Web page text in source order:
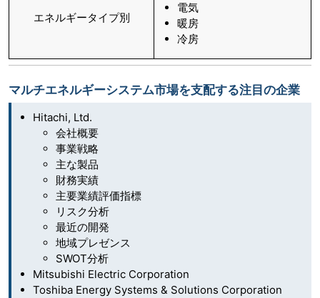
エネルギータイプ別
電気
暖房
冷房
マルチエネルギーシステム市場を支配する注目の企業
Hitachi, Ltd.
会社概要
事業戦略
主な製品
財務実績
主要業績評価指標
リスク分析
最近の開発
地域プレゼンス
SWOT分析
Mitsubishi Electric Corporation
Toshiba Energy Systems & Solutions Corporation